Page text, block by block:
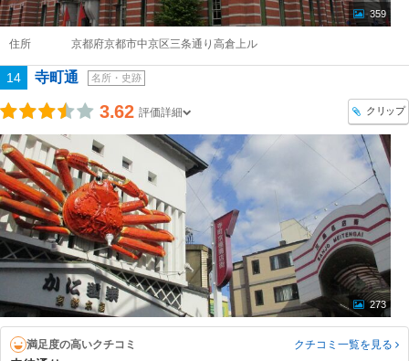
359
住所 京都府京都市中京区三条通り高倉上ル
14 寺町通 名所・史跡
3.62 評価詳細 クリップ
273
満足度の高いクチコミ クチコミ一覧を見る